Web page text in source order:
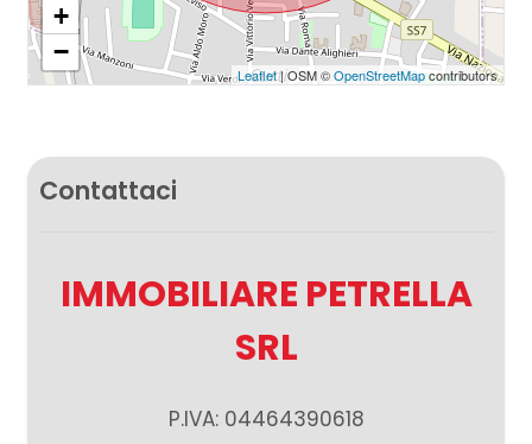
+
−
Leaflet| OSM ©OpenStreetMapcontributors
Contattaci
IMMOBILIARE PETRELLA
SRL
P.IVA: 04464390618
Posto auto/Box
Nuova costruzione